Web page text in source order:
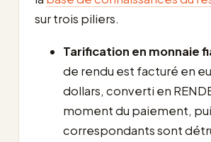
sur trois piliers.
Tarification en monnaie
de rendu est facturé en
dollars, converti en
moment du paiement,
correspondants sont